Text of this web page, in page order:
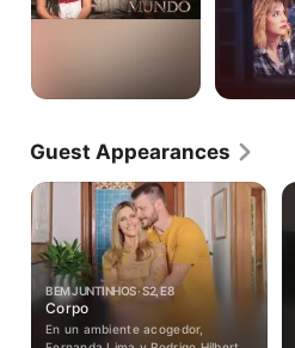
Guest Appearances
BEM JUNTINHOS · S2, E8
Corpo
En un ambiente acogedor,